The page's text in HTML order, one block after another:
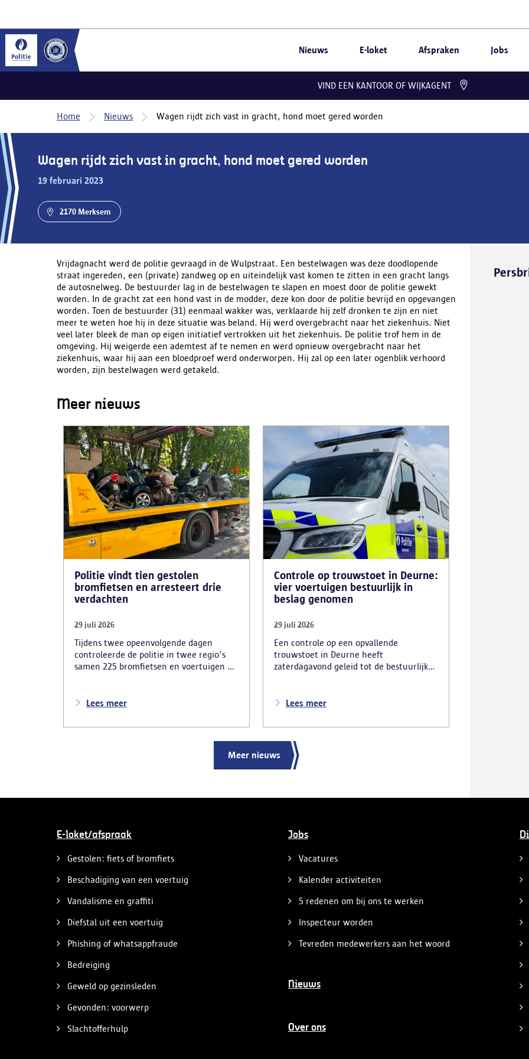
Nieuws E-loket Afspraken Jobs
VIND EEN KANTOOR OF WIJKAGENT
Home Nieuws Wagen rijdt zich vast in gracht, hond moet gered worden
Wagen rijdt zich vast in gracht, hond moet gered worden
19 februari 2023
2170 Merksem
Vrijdagnacht werd de politie gevraagd in de Wulpstraat. Een bestelwagen was deze doodlopende
straat ingereden, een (private) zandweg op en uiteindelijk vast komen te zitten in een gracht langs
de autosnelweg. De bestuurder lag in de bestelwagen te slapen en moest door de politie gewekt
worden. In de gracht zat een hond vast in de modder, deze kon door de politie bevrijd en opgevangen
worden. Toen de bestuurder (31) eenmaal wakker was, verklaarde hij zelf dronken te zijn en niet
meer te weten hoe hij in deze situatie was beland. Hij werd overgebracht naar het ziekenhuis. Niet
veel later bleek de man op eigen initiatief vertrokken uit het ziekenhuis. De politie trof hem in de
omgeving. Hij weigerde een ademtest af te nemen en werd opnieuw overgebracht naar het
ziekenhuis, waar hij aan een bloedproef werd onderworpen. Hij zal op een later ogenblik verhoord
worden, zijn bestelwagen werd getakeld.
Meer nieuws
Politie vindt tien gestolen
bromfietsen en arresteert drie
verdachten
29 juli 2026
Tijdens twee opeenvolgende dagen
controleerde de politie in twee regio's
samen 225 bromfietsen en voertuigen en
teruggevonden en zestien voertuigen zijn
arresteerde de politie ook drie
Lees meer
Controle op trouwstoet in Deurne:
vier voertuigen bestuurlijk in
beslag genomen
29 juli 2026
Een controle op een opvallende
trouwstoet in Deurne heeft
zaterdagavond geleid tot de bestuurlijke
vaststellingen van inbreuken. De politie
melding hadden gemaakt van het
verkeershinder die dat als gevolg had.
Lees meer
Meer nieuws
E-loket/afspraak
Gestolen: fiets of bromfiets
Beschadiging van een voertuig
Vandalisme en graffiti
Diefstal uit een voertuig
Phishing of whatsappfraude
Bedreiging
Geweld op gezinsleden
Gevonden: voorwerp
Slachtofferhulp
Jobs
Vacatures
Kalender activiteiten
5 redenen om bij ons te werken
Inspecteur worden
Tevreden medewerkers aan het woord
Nieuws
Over ons